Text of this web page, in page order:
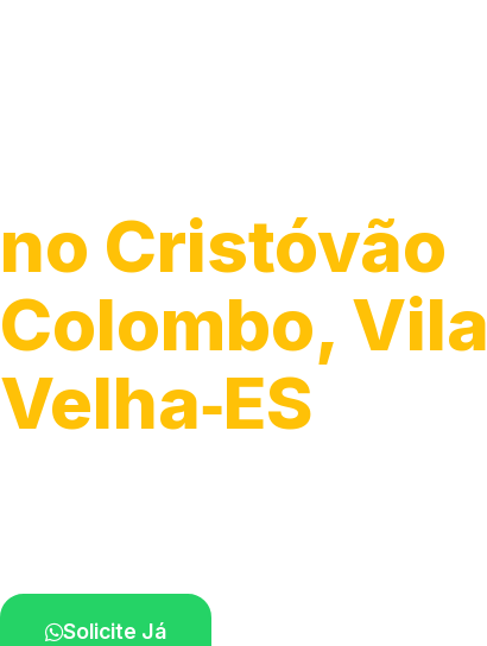
no Cristóvão
Colombo, Vila
Velha‑ES
Solicite Já